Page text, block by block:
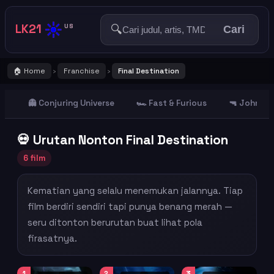
LK21 ☀️ US 🔍 Cari
🏠 Home › Franchise › Final Destination
👻 Conjuring Universe 🏎️ Fast & Furious 🔫 John
💀 Urutan Nonton Final Destination
6 film
Kematian yang selalu menemukan jalannya. Tiap
film berdiri sendiri tapi punya benang merah —
seru ditonton berurutan buat lihat pola
firasatnya.